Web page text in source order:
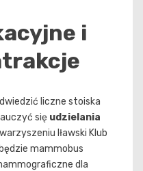
i
liczne stoiska
się udzielania
Iławski Klub
mammobus
dla